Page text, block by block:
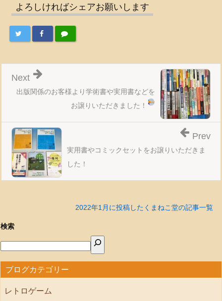
よろしければシェアお願いします
出版関係のお客様より学術書や実用書などを
お譲りいただきました！
Next
実用書やコミックセットをお譲りいただきま
した！
Prev
2022年1月に投稿したくまねこ堂の記事一覧
検索
ブログカテゴリー
レトロゲーム